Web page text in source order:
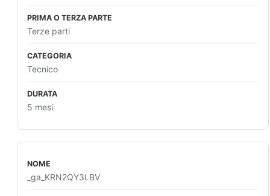
Terze parti
Tecnico
5 mesi
_ga_KRN2QY3LBV